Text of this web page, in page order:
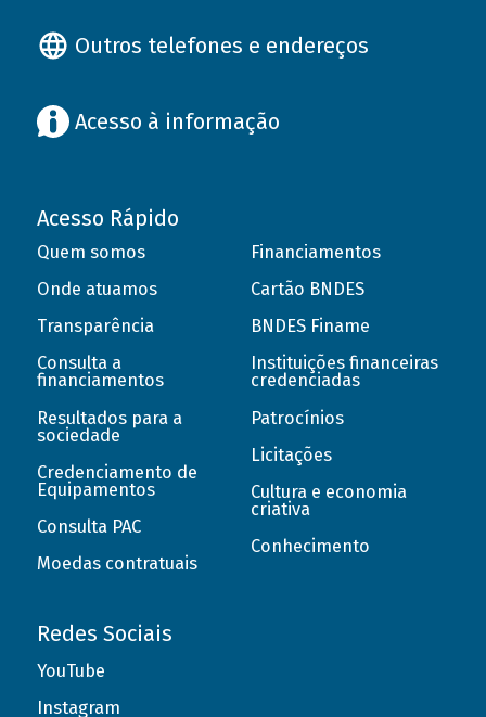
Outros telefones e endereços
Acesso à informação
Acesso Rápido
Quem somos
Onde atuamos
Transparência
Consulta a
financiamentos
Resultados para a
sociedade
Credenciamento de
Equipamentos
Consulta PAC
Moedas contratuais
Financiamentos
Cartão BNDES
BNDES Finame
Instituições financeiras
credenciadas
Patrocínios
Licitações
Cultura e economia
criativa
Conhecimento
Redes Sociais
YouTube
Instagram